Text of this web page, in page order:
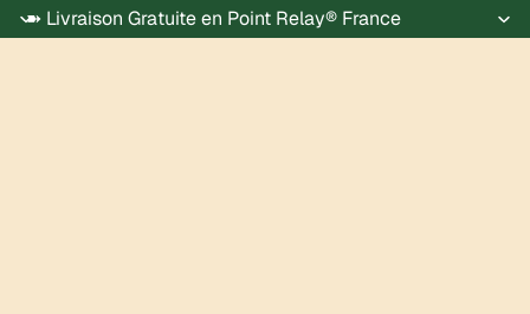
➽ Livraison Gratuite en Point Relay® France